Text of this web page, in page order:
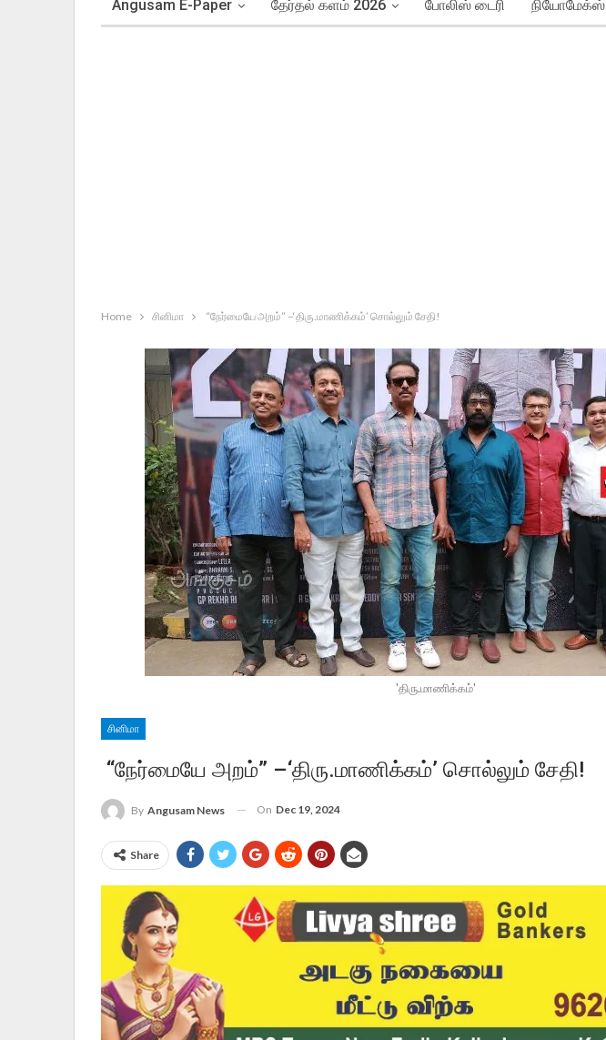
Angusam E-Paper தேர்தல் களம் 2026 போலிஸ் டைரி நியோமேக்ஸ்
Home சினிமா “நேர்மையே அறம்” –‘திரு.மாணிக்கம்’ சொல்லும் சேதி!
'திரு.மாணிக்கம்'
சினிமா
“நேர்மையே அறம்” –‘திரு.மாணிக்கம்’ சொல்லும் சேதி!
By Angusam News On Dec 19, 2024
Share